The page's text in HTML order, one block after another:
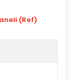
(Ref)